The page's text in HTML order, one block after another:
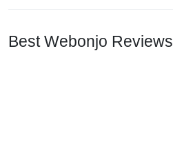
Best Webonjo Reviews